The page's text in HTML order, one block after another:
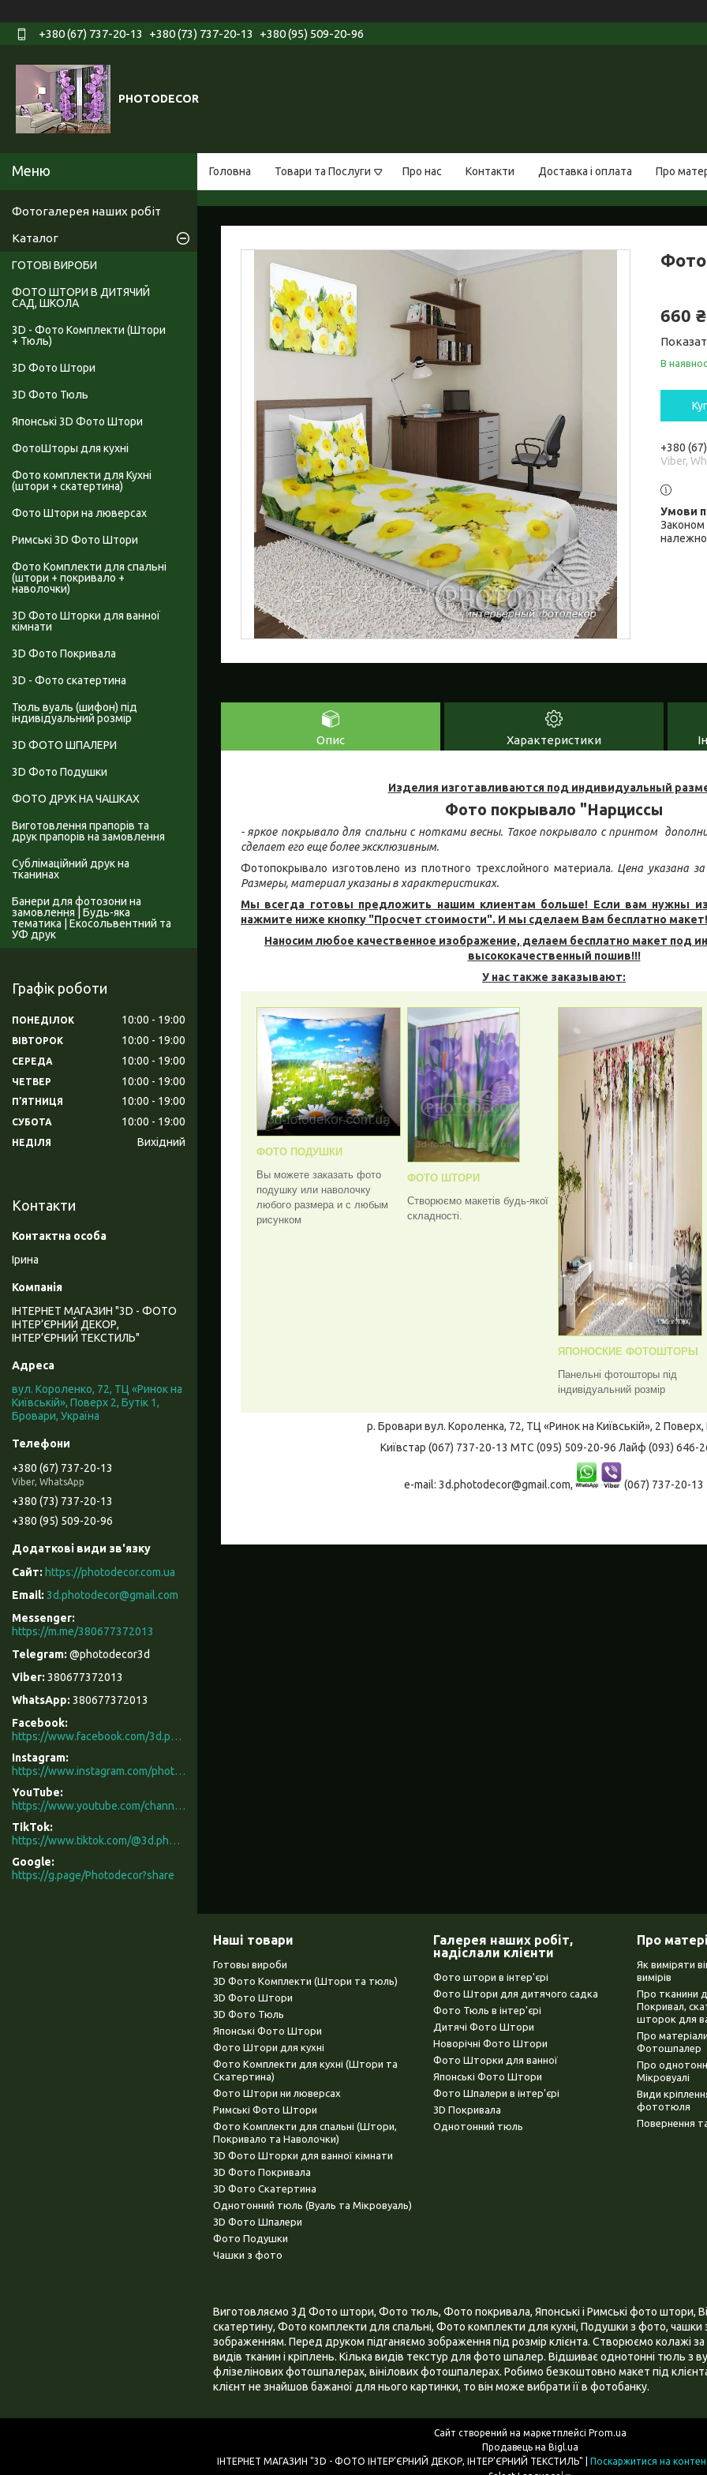
+380 (67) 737-20-13 +380 (73) 737-20-13 +380 (95) 509-20-96
PHOTODECOR
Головна Товари та Послуги Про нас Контакти Доставка і оплата Про
660 ₴
В
+380
Viber,
Законом
Опис Характеристики
Изделия изготавливаются под индивидуальный
Фото покрывало "Нарциссы
- яркое покрывало для спальни с нотками весны. Такое покрывало с принтом
сделает его еще более эксклюзивным.
Фотопокрывало изготовлено из плотного трехслойного материала. Цена указана
Размеры, материал указаны в характеристиках.
Мы всегда готовы предложить нашим клиентам больше! Если вам нужны
нажмите ниже кнопку "Просчет стоимости". И мы сделаем Вам бесплатно макет!
Наносим любое качественное изображение, делаем бесплатно макет под
высококачественный пошив!!!
У нас также заказывают:
ФОТО ПОДУШКИ
Вы можете заказать фото
подушку или наволочку
любого размера и с любым
рисунком
ФОТО ШТОРИ
Створюємо макетів будь-якої
складності.
ЯПОНОСКИЕ ФОТОШТОРЫ
Панельні фотошторы під
індивідуальний розмір
р. Бровари вул. Короленка, 72, ТЦ «Ринок на Київській», 2 Поверх,
Київстар (067) 737-20-13 МТС (095) 509-20-96 Лайф (093) 646-
e-mail: 3d.photodecor@gmail.com, (067) 737-20-13
Фотогалерея наших робіт
Каталог
ГОТОВІ ВИРОБИ
ФОТО ШТОРИ В ДИТЯЧИЙ
САД, ШКОЛА
3D - Фото Комплекти (Штори
+ Тюль)
3D Фото Штори
3D Фото Тюль
Японські 3D Фото Штори
ФотоШторы для кухні
Фото комплекти для Кухні
(штори + скатертина)
Фото Штори на люверсах
Римські 3D Фото Штори
Фото Комплекти для спальні
(штори + покривало +
наволочки)
3D Фото Шторки для ванної
кімнати
3D Фото Покривала
3D - Фото скатертина
Тюль вуаль (шифон) під
індивідуальний розмір
3D ФОТО ШПАЛЕРИ
3D Фото Подушки
ФОТО ДРУК НА ЧАШКАХ
Виготовлення прапорів та
друк прапорів на замовлення
Сублімаційний друк на
тканинах
Банери для фотозони на
замовлення | Будь-яка
тематика | Екосольвентний та
УФ друк
Графік роботи
ПОНЕДІЛОК 10:00 19:00
ВІВТОРОК 10:00 19:00
СЕРЕДА 10:00 19:00
ЧЕТВЕР 10:00 19:00
ПʼЯТНИЦЯ 10:00 19:00
СУБОТА 10:00 19:00
НЕДІЛЯ Вихідний
Контакти
Ірина
ІНТЕРНЕТ МАГАЗИН "3D - ФОТО
ІНТЕР’ЄРНИЙ ДЕКОР,
ІНТЕР’ЄРНИЙ ТЕКСТИЛЬ"
вул. Короленко, 72, ТЦ «Ринок на
Київській», Поверх 2, Бутік 1,
Бровари, Україна
+380 (67) 737-20-13
Viber, WhatsApp
+380 (73) 737-20-13
+380 (95) 509-20-96
https://photodecor.com.ua
3d.photodecor@gmail.com
https://m.me/380677372013
@photodecor3d
380677372013
380677372013
Facebook
https://www.facebook.com/3d.photodecor/
Instagram
https://www.instagram.com/photodecor.com.ua/
YouTube
https://www.youtube.com/channel/UCXCUerfqRY1Pw7-IptdbqyA/videos
TikTok
https://www.tiktok.com/@3d.photodecor?is_from_webapp=1&sender_device=pc
Google
https://g.page/Photodecor?share
Наші товари
Готовы вироби
3D Фото Комплекти (Штори та тюль)
3D Фото Штори
3D Фото Тюль
Японські Фото Штори
Фото Штори для кухні
Фото Комплекти для кухні (Штори та
Скатертина)
Фото Штори ни люверсах
Римські Фото Штори
Фото Комплекти для спальні (Штори,
Покривало та Наволочки)
3D Фото Шторки для ванної кімнати
3D Фото Покривала
3D Фото Скатертина
Однотонний тюль (Вуаль та Мікровуаль)
3D Фото Шпалери
Фото Подушки
Чашки з фото
Галерея наших робіт,
надіслали клієнти
Фото штори в інтер'єрі
Фото Штори для дитячого садка
Фото Тюль в інтер'єрі
Дитячі Фото Штори
Новорічні Фото Штори
Фото Шторки для ванної
Японські Фото Штори
Фото Шпалери в інтер'єрі
3D Покривала
Однотонний тюль
Про
Як виміряти
вимірів
Про тканини
Покривал,
шторок для
Про
Фотошпалер
Про
Мікровуалі
Види
фототюля
Повернення
Виготовляємо 3Д Фото штори, Фото тюль, Фото покривала, Японські і Римські фото штори,
скатертину, Фото комплекти для спальні, Фото комплекти для кухні, Подушки з фото, чашки
зображенням. Перед друком підганяємо зображення під розмір клієнта. Створюємо колажі
видів тканин і кріплень. Кілька видів текстур для фото шпалер. Відшиває однотонні тюль з
флізелінових фотошпалерах, вінілових фотошпалерах. Робимо безкоштовно макет під
клієнт не знайшов бажаної для нього картинки, то він може вибрати її в фотобанку.
Сайт створений на маркетплейсі Prom.ua
Продавець на Bigl.ua
Поскаржитися на